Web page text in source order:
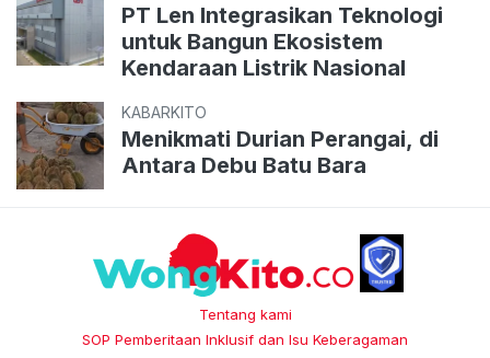
PT Len Integrasikan Teknologi
untuk Bangun Ekosistem
Kendaraan Listrik Nasional
KABARKITO
Menikmati Durian Perangai, di
Antara Debu Batu Bara
Tentang kami
SOP Pemberitaan Inklusif dan Isu Keberagaman